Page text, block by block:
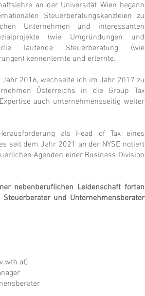
an der Universität Wien begann
Steuerberatungskanzleien zu
Unternehmen und interessanten
(wie Umgründungen und
laufende Steuerberatung (wie
kennenlernte und erlernte.
2016, wechselte ich im Jahr 2017 zu
Österreichs in die Group Tax
auch unternehmensseitig weiter
als Head of Tax eines
seit dem Jahr 2021 an der NYSE notiert
Agenden einer Business Division
nebenberuflichen Leidenschaft fortan
und Unternehmensberater
)